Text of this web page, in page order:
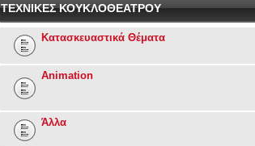
ΤΕΧΝΙΚΕΣ ΚΟΥΚΛΟΘΕΑΤΡΟΥ
Κατασκευαστικά Θέματα
Animation
Άλλα